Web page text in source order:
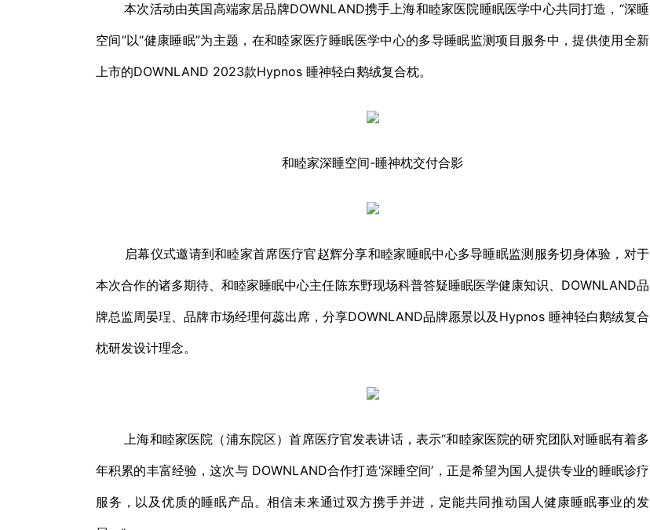
本次活动由英国高端家居品牌DOWNLAND携手上海和睦家医院睡眠医学中心共同打造，“深睡
空间”以“健康睡眠”为主题，在和睦家医疗睡眠医学中心的多导睡眠监测项目服务中，提供使用全新
上市的DOWNLAND 2023款Hypnos 睡神轻白鹅绒复合枕。
和睦家深睡空间-睡神枕交付合影
启幕仪式邀请到和睦家首席医疗官赵辉分享和睦家睡眠中心多导睡眠监测服务切身体验，对于
本次合作的诸多期待、和睦家睡眠中心主任陈东野现场科普答疑睡眠医学健康知识、DOWNLAND品
牌总监周晏珵、品牌市场经理何蕊出席，分享DOWNLAND品牌愿景以及Hypnos 睡神轻白鹅绒复合
枕研发设计理念。
上海和睦家医院（浦东院区）首席医疗官发表讲话，表示“和睦家医院的研究团队对睡眠有着多
年积累的丰富经验，这次与 DOWNLAND合作打造‘深睡空间’，正是希望为国人提供专业的睡眠诊疗
服务，以及优质的睡眠产品。相信未来通过双方携手并进，定能共同推动国人健康睡眠事业的发